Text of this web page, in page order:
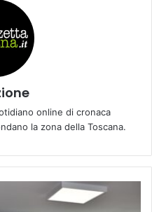
online di cronaca
la zona della Toscana.